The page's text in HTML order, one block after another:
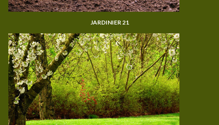
JARDINIER 21